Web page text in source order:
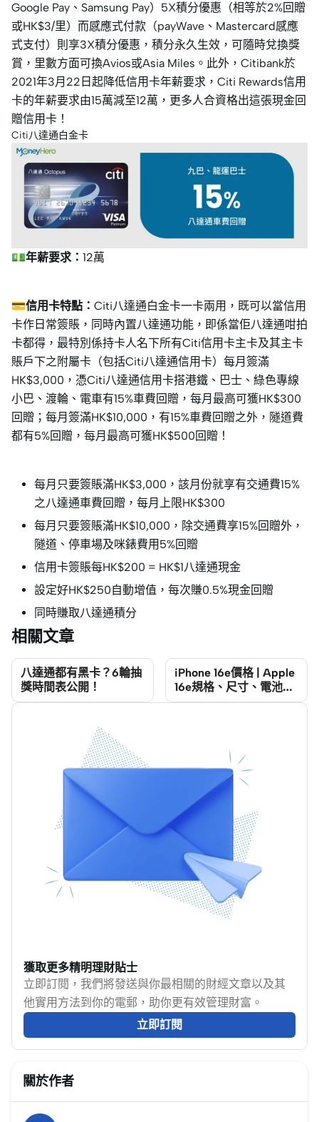
Google Pay、Samsung Pay）5X積分優惠（相等於2%回贈
或HK$3/里）而感應式付款（payWave、Mastercard感應
式支付）則享3X積分優惠，積分永久生效，可隨時兌換獎
賞，里數方面可換Avios或Asia Miles。此外，Citibank於
2021年3月22日起降低信用卡年薪要求，Citi Rewards信用
卡的年薪要求由15萬減至12萬，更多人合資格出這張現金回
贈信用卡！
Citi八達通白金卡
💵年薪要求： 12萬
💳信用卡特點： Citi八達通白金卡一卡兩用，既可以當信用
卡作日常簽賬，同時內置八達通功能，即係當佢八達通咁拍
卡都得，最特別係持卡人名下所有Citi信用卡主卡及其主卡
賬戶下之附屬卡（包括Citi八達通信用卡）每月簽滿
HK$3,000，憑Citi八達通信用卡搭港鐵、巴士、綠色專線
小巴、渡輪、電車有15%車費回贈，每月最高可獲HK$300
回贈；每月簽滿HK$10,000，有15%車費回贈之外，隧道費
都有5%回贈，每月最高可獲HK$500回贈！
每月只要簽賬滿HK$3,000，該月份就享有交通費15%
之八達通車費回贈，每月上限HK$300
每月只要簽賬滿HK$10,000，除交通費享15%回贈外，
隧道、停車場及咪錶費用5%回贈
信用卡簽賬每HK$200 = HK$1八達通現金
設定好HK$250自動增值，每次賺0.5%現金回贈
同時賺取八達通積分
相關文章
八達通都有黑卡？6輪抽
獎時間表公開！
iPhone 16e價格 | Apple
16e規格、尺寸、電池容
量、顏色及優惠2025
獲取更多精明理財貼士
立即訂閱，我們將發送與你最相關的財經文章以及其
他實用方法到你的電郵，助你更有效管理財富。
立即訂閱
關於作者